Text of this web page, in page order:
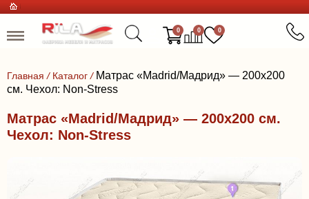
0 0 0
Главная / Каталог / Матрас «Madrid/Мадрид» — 200x200
см. Чехол: Non-Stress
Матрас «Madrid/Мадрид» — 200x200 см.
Чехол: Non-Stress